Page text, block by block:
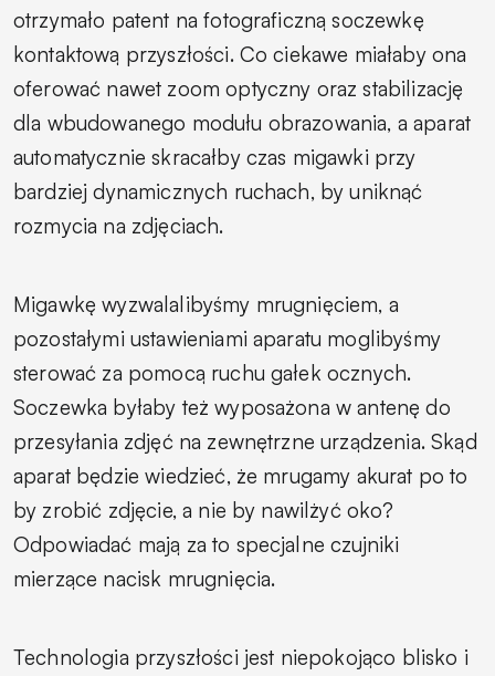
otrzymało patent na fotograficzną soczewkę
kontaktową przyszłości. Co ciekawe miałaby ona
oferować nawet zoom optyczny oraz stabilizację
dla wbudowanego modułu obrazowania, a aparat
automatycznie skracałby czas migawki przy
bardziej dynamicznych ruchach, by uniknąć
rozmycia na zdjęciach.
Migawkę wyzwalalibyśmy mrugnięciem, a
pozostałymi ustawieniami aparatu moglibyśmy
sterować za pomocą ruchu gałek ocznych.
Soczewka byłaby też wyposażona w antenę do
przesyłania zdjęć na zewnętrzne urządzenia. Skąd
aparat będzie wiedzieć, że mrugamy akurat po to
by zrobić zdjęcie, a nie by nawilżyć oko?
Odpowiadać mają za to specjalne czujniki
mierzące nacisk mrugnięcia.
Technologia przyszłości jest niepokojąco blisko i